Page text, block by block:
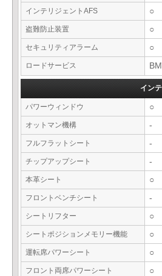
インテリジェントAFS ○
盗難防止装置 ○
セキュリティアラーム ○
ロードサービス
イン
パワーウィンドウ ○
オットマン機構 -
フルフラットシート -
チップアップシート -
本革シート ○
フロントベンチシート -
シートリフター ○
シートポジションメモリー機能 ○
運転席パワーシート ○
フロント両席パワーシート ○